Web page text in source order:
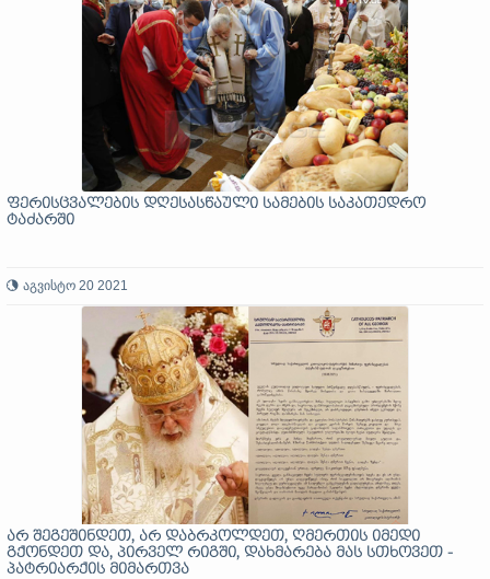
ფერისცვალების დღესასწაული სამების საკათედრო
ტაძარში
აგვისტო 20 2021
არ შეგეშინდეთ, არ დაბრკოლდეთ, ღმერთის იმედი
გქონდეთ და, პირველ რიგში, დახმარება მას სთხოვეთ -
პატრიარქის მიმართვა